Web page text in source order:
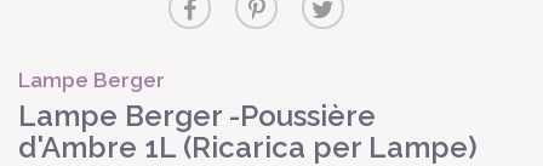
Lampe Berger
Lampe Berger -Poussière
d'Ambre 1L (Ricarica per Lampe)